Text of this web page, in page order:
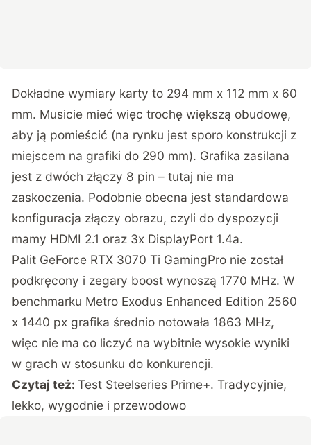
Dokładne wymiary karty to 294 mm x 112 mm x 60
mm. Musicie mieć więc trochę większą obudowę,
aby ją pomieścić (na rynku jest sporo konstrukcji z
miejscem na grafiki do 290 mm). Grafika zasilana
jest z dwóch złączy 8 pin – tutaj nie ma
zaskoczenia. Podobnie obecna jest standardowa
konfiguracja złączy obrazu, czyli do dyspozycji
mamy HDMI 2.1 oraz 3x DisplayPort 1.4a.
Palit GeForce RTX 3070 Ti GamingPro nie został
podkręcony i zegary boost wynoszą 1770 MHz. W
benchmarku Metro Exodus Enhanced Edition 2560
x 1440 px grafika średnio notowała 1863 MHz,
więc nie ma co liczyć na wybitnie wysokie wyniki
w grach w stosunku do konkurencji.
Czytaj też:Test Steelseries Prime+. Tradycyjnie,
lekko, wygodnie i przewodowo